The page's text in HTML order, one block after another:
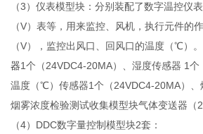
（3）仪表模型块：分别装配了数字温控仪
（V）表等，用来监控、风机，执行元件的
（V），监控出风口、回风口的温度（℃）
器1个（24VDC4-20MA）、湿度传感器 1个
温度（℃）传感器1个（24VDC4-20MA）、
烟雾浓度检验测试收集模型块气体变送器（
（4）DDC数字量控制模型块2套：